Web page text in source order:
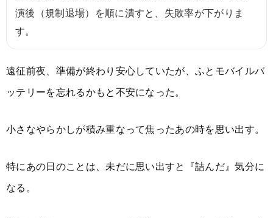
演後（規制退場）を順に潰すと、失敗率が下がりま
す。
遠征前夜、準備が終わり安心していたが、ふとモバイルバ
ッテリーを忘れるかもと不安になった。
小さなやらかしが積み重なって焦ったあの時を思い出す。
特にあの日のことは、未だに思い出すと『詰んだ』気分に
なる。